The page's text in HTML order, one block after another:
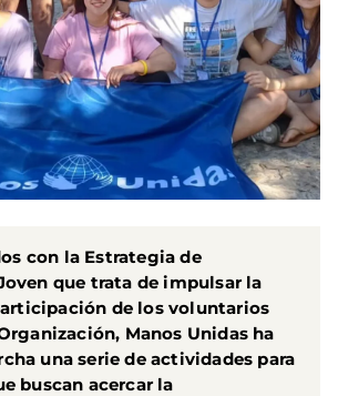
con la Estrategia de
que trata de impulsar la
de los voluntarios
Manos Unidas ha
una serie de actividades para
buscan acercar la